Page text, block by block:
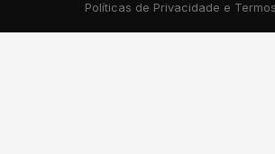
Políticas de Privacidade e